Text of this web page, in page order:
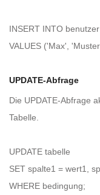
INSERT INTO
VALUES ('Max',
UPDATE-Abfrage
Die UPDATE-Abfrage
Tabelle.
UPDATE tabelle
SET spalte1 = wert1,
WHERE bedingung;